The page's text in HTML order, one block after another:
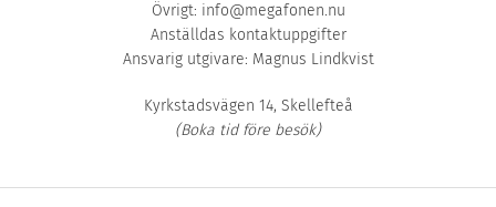
Övrigt: info@megafonen.nu
Anställdas kontaktuppgifter
Ansvarig utgivare: Magnus Lindkvist
Kyrkstadsvägen 14, Skellefteå
(Boka tid före besök)